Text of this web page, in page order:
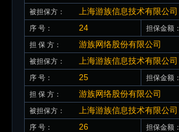
被担保方： 上海游族信息技术有限公司
序 号： 24 担保金额：
担 保 方： 游族网络股份有限公司
被担保方： 上海游族信息技术有限公司
序 号： 25 担保金额：
担 保 方： 游族网络股份有限公司
被担保方： 上海游族信息技术有限公司
序 号： 26 担保金额：